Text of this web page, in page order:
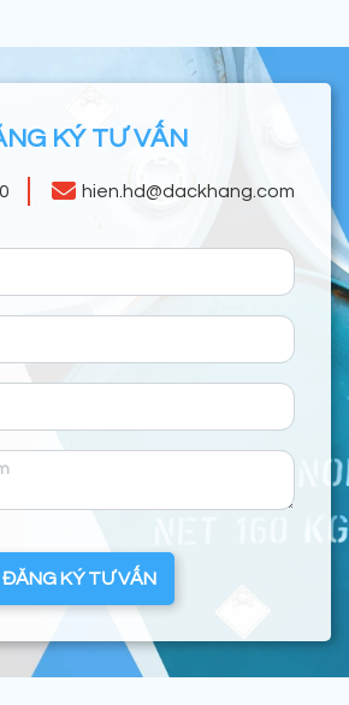
KÝ TƯ VẤN
hien.hd@dackhang.com
ĐĂNG KÝ TƯ VẤN